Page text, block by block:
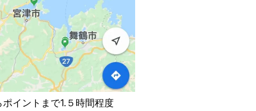
イントまで1.５時間程度